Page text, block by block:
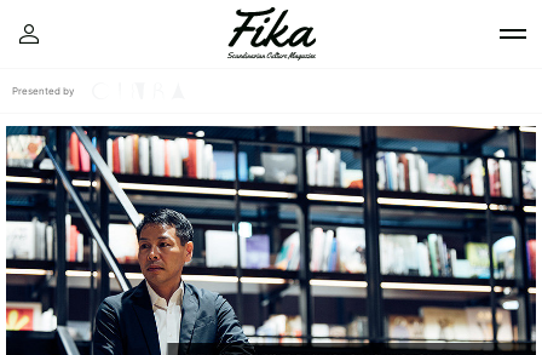
Presented by